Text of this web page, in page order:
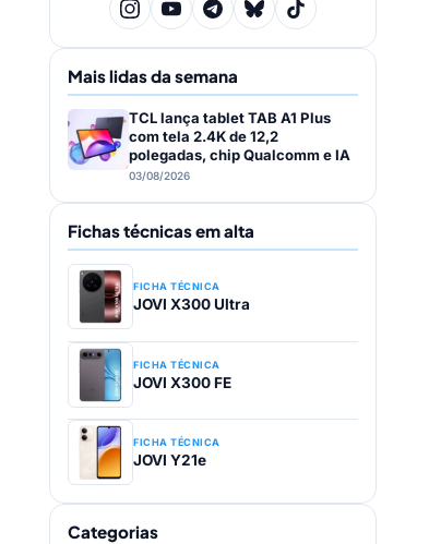
Mais lidas da semana
TCL lança tablet TAB A1 Plus
com tela 2.4K de 12,2
polegadas, chip Qualcomm e IA
03/08/2026
Fichas técnicas em alta
FICHA TÉCNICA
JOVI X300 Ultra
FICHA TÉCNICA
JOVI X300 FE
FICHA TÉCNICA
JOVI Y21e
Categorias